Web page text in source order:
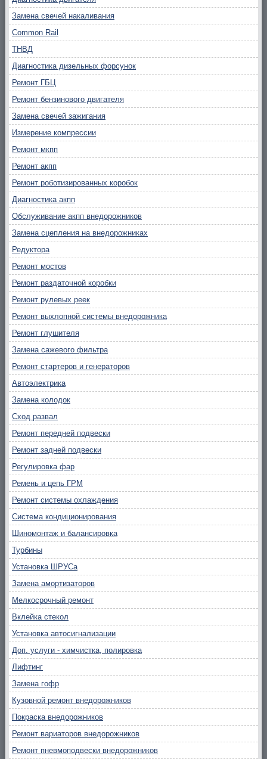
Замена свечей накаливания
Common Rail
ТНВД
Диагностика дизельных форсунок
Ремонт ГБЦ
Ремонт бензинового двигателя
Замена свечей зажигания
Измерение компрессии
Ремонт мкпп
Ремонт акпп
Ремонт роботизированных коробок
Диагностика акпп
Обслуживание акпп внедорожников
Замена сцепления на внедорожниках
Редуктора
Ремонт мостов
Ремонт раздаточной коробки
Ремонт рулевых реек
Ремонт выхлопной системы внедорожника
Ремонт глушителя
Замена сажевого фильтра
Ремонт стартеров и генераторов
Автоэлектрика
Замена колодок
Сход развал
Ремонт передней подвески
Ремонт задней подвески
Регулировка фар
Ремень и цепь ГРМ
Ремонт системы охлаждения
Система кондиционирования
Шиномонтаж и балансировка
Турбины
Установка ШРУСа
Замена амортизаторов
Мелкосрочный ремонт
Вклейка стекол
Установка автосигнализации
Доп. услуги - химчистка, полировка
Лифтинг
Замена гофр
Кузовной ремонт внедорожников
Покраска внедорожников
Ремонт вариаторов внедорожников
Ремонт пневмоподвески внедорожников